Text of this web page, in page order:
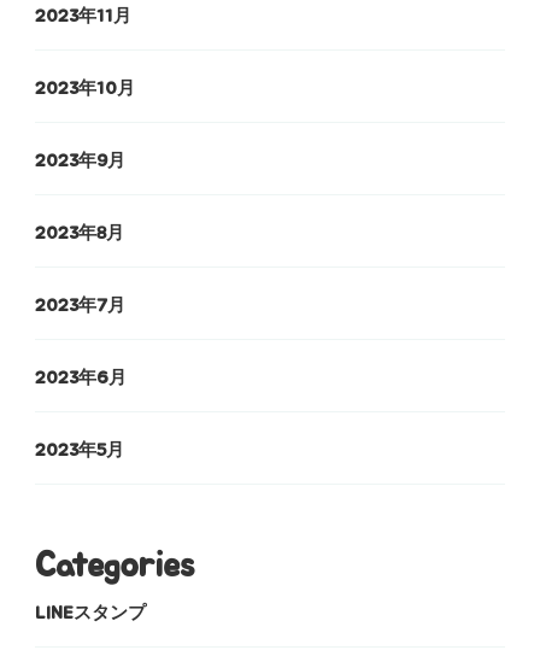
2023年11月
2023年10月
2023年9月
2023年8月
2023年7月
2023年6月
2023年5月
Categories
LINEスタンプ